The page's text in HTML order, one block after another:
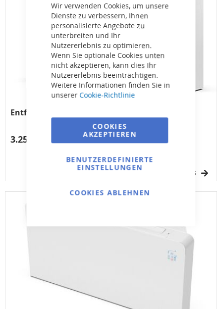
Wir verwenden Cookies, um unsere
Dienste zu verbessern, Ihnen
personalisierte Angebote zu
unterbreiten und Ihr
Nutzererlebnis zu optimieren.
Wenn Sie optionale Cookies unten
nicht akzeptieren, kann dies Ihr
Nutzererlebnis beeinträchtigen.
Weitere Informationen finden Sie in
unserer Cookie-Richtlinie
COOKIES
AKZEPTIEREN
BENUTZERDEFINIERTE
EINSTELLUNGEN
COOKIES ABLEHNEN
Entfeuchter STORM II - 100 (Schwarz)
3.252,96 €
DETAILS